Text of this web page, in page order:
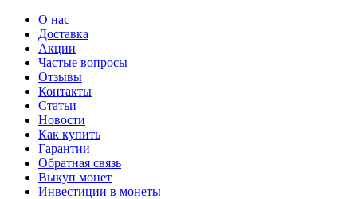
О нас
Доставка
Акции
Частые вопросы
Отзывы
Контакты
Статьи
Новости
Как купить
Гарантии
Обратная связь
Выкуп монет
Инвестиции в монеты